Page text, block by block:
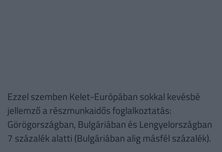
Ezzel szemben Kelet-Európában sokkal kevésbé
jellemző a részmunkaidős foglalkoztatás:
Görögországban, Bulgáriában és Lengyelországban
7 százalék alatti (Bulgáriában alig másfél százalék).